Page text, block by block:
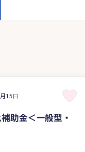
15日
助金＜一般型・